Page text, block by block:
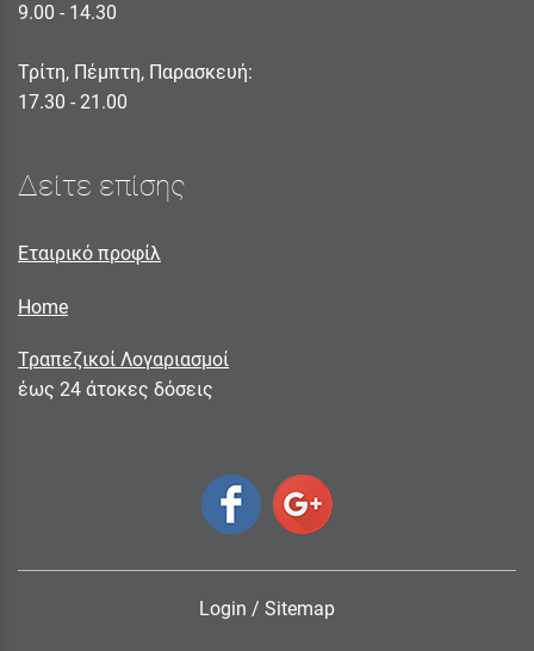
9.00 - 14.30
Τρίτη, Πέμπτη, Παρασκευή:
17.30 - 21.00
Δείτε επίσης
Εταιρικό προφίλ
Home
Τραπεζικοί Λογαριασμοί
έως 24 άτοκες δόσεις
Login / Sitemap